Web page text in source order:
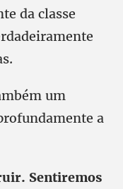
da classe
um
a
Sentiremos